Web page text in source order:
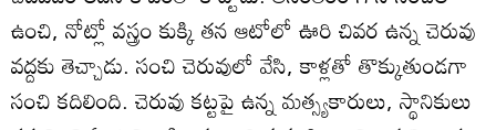
ఉంచి, నోట్లో వస్త్రం కుక్కి తన ఆటోలో ఊరి చివర ఉన్న చెరువు
వద్దకు తెచ్చాడు. సంచి చెరువులో వేసి, కాళ్లతో తొక్కుతుండగా
సంచి కదిలింది. చెరువు కట్టపై ఉన్న మత్స్యకారులు, స్థానికులు